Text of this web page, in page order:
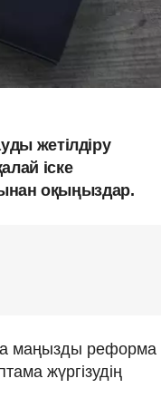
жетілдіру
іске
оқыңыздар.
маңызды реформа
жүргізудің